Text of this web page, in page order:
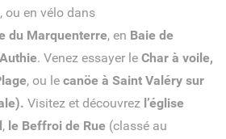
ou en vélo dans
du Marquenterre, en Baie de
. Venez essayer le Char à voile,
, ou le canöe à Saint Valéry sur
Visitez et découvrez l’église
, le Beffroi de Rue (classé au